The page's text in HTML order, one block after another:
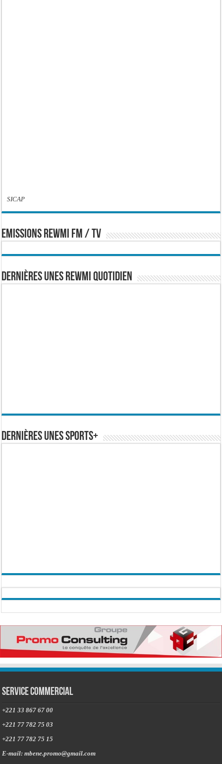
SICAP
EMISSIONS REWMI FM / TV
Dernières Unes Rewmi Quotidien
Dernières Unes Sports+
Service commercial
+221 33 867 67 00
+221 77 782 75 03
+221 77 782 75 15
E-mail: mbene.promo@gmail.com